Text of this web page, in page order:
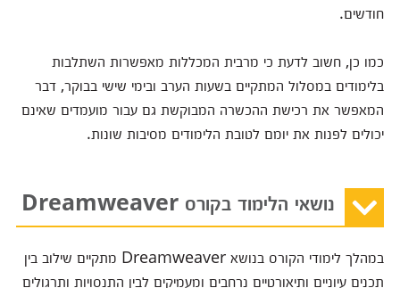
חודשים.
כמו כן, חשוב לדעת כי מרבית המכללות מאפשרות השתלבות
בלימודים במסלול המתקיים בשעות הערב ובימי שישי בבוקר, דבר
המאפשר את רכישת ההכשרה המבוקשת גם עבור מועמדים שאינם
יכולים לפנות את יומם לטובת הלימודים מסיבות שונות.
נושאי הלימוד בקורס Dreamweaver
במהלך לימודי הקורס בנושא Dreamweaver מתקיים שילוב בין
תכנים עיוניים ותיאורטיים נרחבים ומעמיקים לבין התנסויות ותרגולים